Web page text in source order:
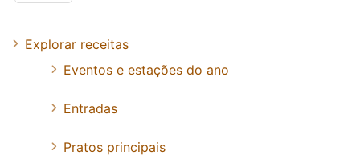
Explorar receitas
Eventos e estações do ano
Entradas
Pratos principais